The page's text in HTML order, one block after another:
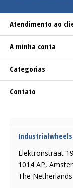
Atendimento ao
A minha conta
Categorias
Contato
Elektronstraat 19
1014 AP,
The Netherlands